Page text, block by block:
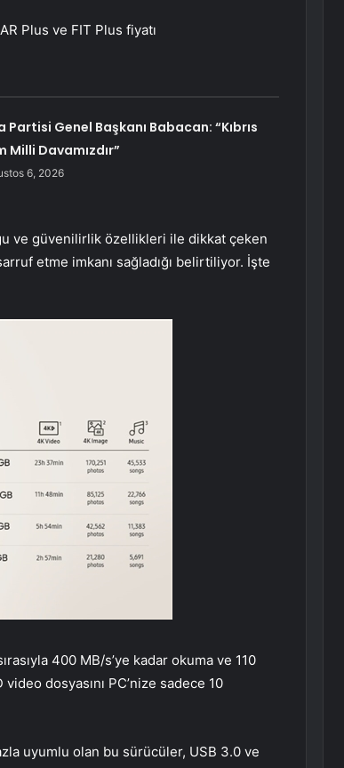
Plus ve FIT Plus fiyatı
Partisi Genel Başkanı Babacan: “Kıbrıs
Milli Davamızdır”
6, 2026
ve güvenilirlik özellikleri ile dikkat çeken
etme imkanı sağladığı belirtiliyor. İşte
400 MB/s’ye kadar okuma ve 110
dosyasını PC’nize sadece 10
uyumlu olan bu sürücüler, USB 3.0 ve